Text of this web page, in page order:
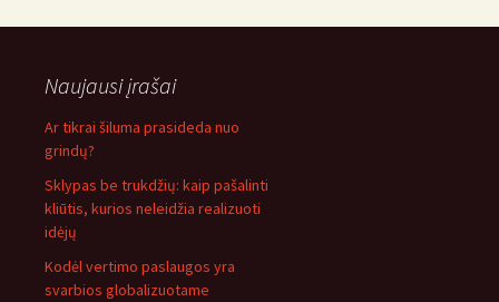
Naujausi įrašai
Ar tikrai šiluma prasideda nuo
grindų?
Sklypas be trukdžių: kaip pašalinti
kliūtis, kurios neleidžia realizuoti
idėjų
Kodėl vertimo paslaugos yra
svarbios globalizuotame